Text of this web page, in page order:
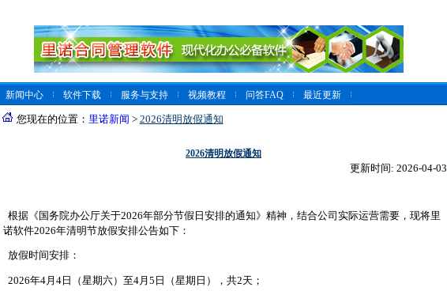
新闻中心 软件下载 服务与支持 视频教程 问答FAQ
最近更新
您现在的位置： 里诺新闻 > 2026清明放假通知
2026清明放假通知
更新时间: 2026-04-03
根据《国务院办公厅关于2026年部分节假日安排的通知》精神，结合公司实际运营需要，现将里
诺软件2026年清明节放假安排公告如下：
放假时间安排：
2026年4月4日（星期六）至4月5日（星期日），共2天；